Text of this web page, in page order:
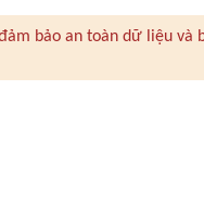
bảo an toàn dữ liệu và